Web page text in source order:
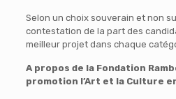
Selon un choix souverain et non
contestation de la part des
meilleur projet dans chaque
A propos de la Fondation
promotion l’Art et la Culture